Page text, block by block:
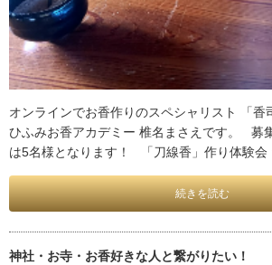
オンラインでお香作りのスペシャリスト 「香
ひふみお香アカデミー 椎名まさえです。 募
は5名様となります！ 「刀線香」作り体験
続きを読む
神社・お寺・お香好きな人と繋がりたい！